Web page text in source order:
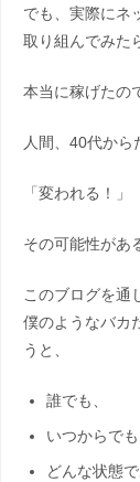
でも、実際にネ
取り組んでみた
本当に稼げたの
人間、40代から
「変われる！」
その可能性があ
このブログを通
僕のようなバカ
うと、
誰でも、
いつからでも
どんな状態